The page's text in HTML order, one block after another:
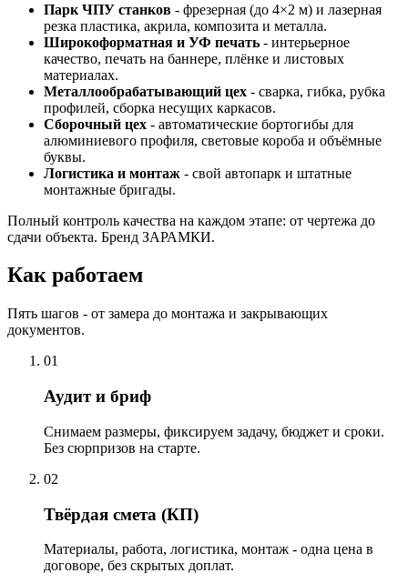
Парк ЧПУ станков - фрезерная (до 4×2 м) и лазерная
резка пластика, акрила, композита и металла.
Широкоформатная и УФ печать - интерьерное
качество, печать на баннере, плёнке и листовых
материалах.
Металлообрабатывающий цех - сварка, гибка, рубка
профилей, сборка несущих каркасов.
Сборочный цех - автоматические бортогибы для
алюминиевого профиля, световые короба и объёмные
буквы.
Логистика и монтаж - свой автопарк и штатные
монтажные бригады.
Полный контроль качества на каждом этапе: от чертежа до
сдачи объекта. Бренд ЗАРАМКИ.
Как работаем
Пять шагов - от замера до монтажа и закрывающих
документов.
01
Аудит и бриф
Снимаем размеры, фиксируем задачу, бюджет и сроки.
Без сюрпризов на старте.
02
Твёрдая смета (КП)
Материалы, работа, логистика, монтаж - одна цена в
договоре, без скрытых доплат.